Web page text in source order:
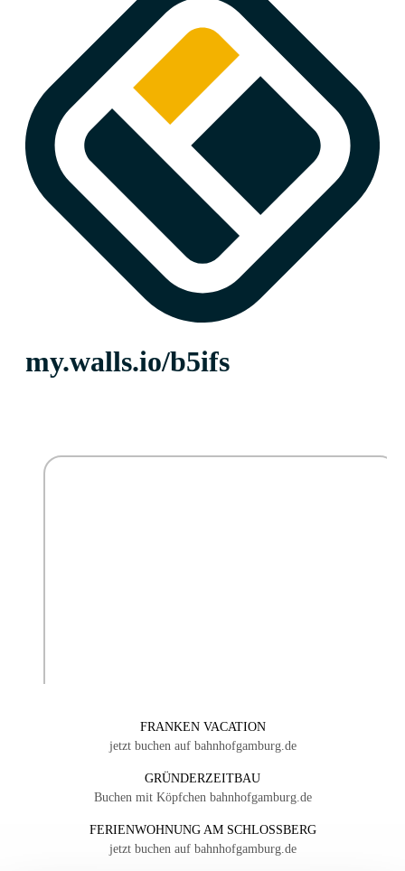
FRANKEN VACATION
jetzt buchen auf bahnhofgamburg.de
GRÜNDERZEITBAU
Buchen mit Köpfchen bahnhofgamburg.de
FERIENWOHNUNG AM SCHLOSSBERG
jetzt buchen auf bahnhofgamburg.de